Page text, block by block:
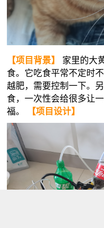
【项目背景】
家里的大
食。它吃食平常不定时
越肥，需要控制一下。
食，一次性会给很多让
福。
【项目设计】